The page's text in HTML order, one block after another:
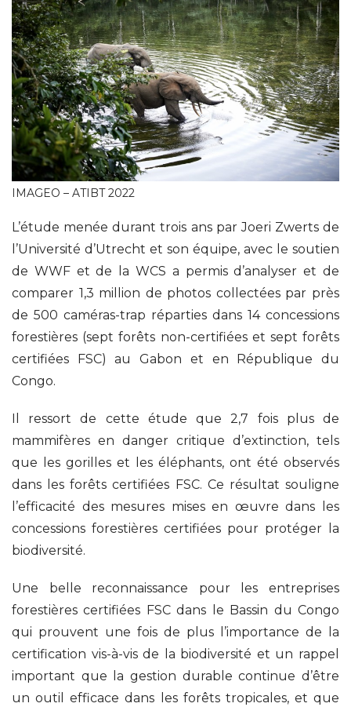
IMAGEO – ATIBT 2022
L’étude menée durant trois ans par Joeri Zwerts de
l’Université d’Utrecht et son équipe, avec le soutien
de WWF et de la WCS a permis d’analyser et de
comparer 1,3 million de photos collectées par près
de 500 caméras-trap réparties dans 14 concessions
forestières (sept forêts non-certifiées et sept forêts
certifiées FSC) au Gabon et en République du
Congo.
Il ressort de cette étude que 2,7 fois plus de
mammifères en danger critique d’extinction, tels
que les gorilles et les éléphants, ont été observés
dans les forêts certifiées FSC. Ce résultat souligne
l’efficacité des mesures mises en œuvre dans les
concessions forestières certifiées pour protéger la
biodiversité.
Une belle reconnaissance pour les entreprises
forestières certifiées FSC dans le Bassin du Congo
qui prouvent une fois de plus l’importance de la
certification vis-à-vis de la biodiversité et un rappel
important que la gestion durable continue d’être
un outil efficace dans les forêts tropicales, et que